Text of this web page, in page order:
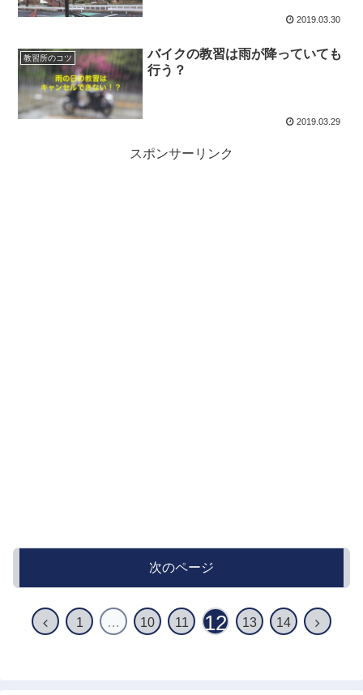
2019.03.30
教習所のコツ
バイクの教習は雨が降っていても
行う？
2019.03.29
スポンサーリンク
次のページ
前
1 … 10 11 12 13 14
次